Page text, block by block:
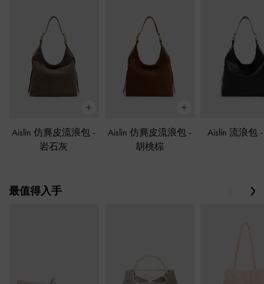
Aislin 仿麂皮流浪包 -
岩石灰
Aislin 仿麂皮流浪包 -
胡桃棕
Aislin 流浪包
最值得入手 Previous